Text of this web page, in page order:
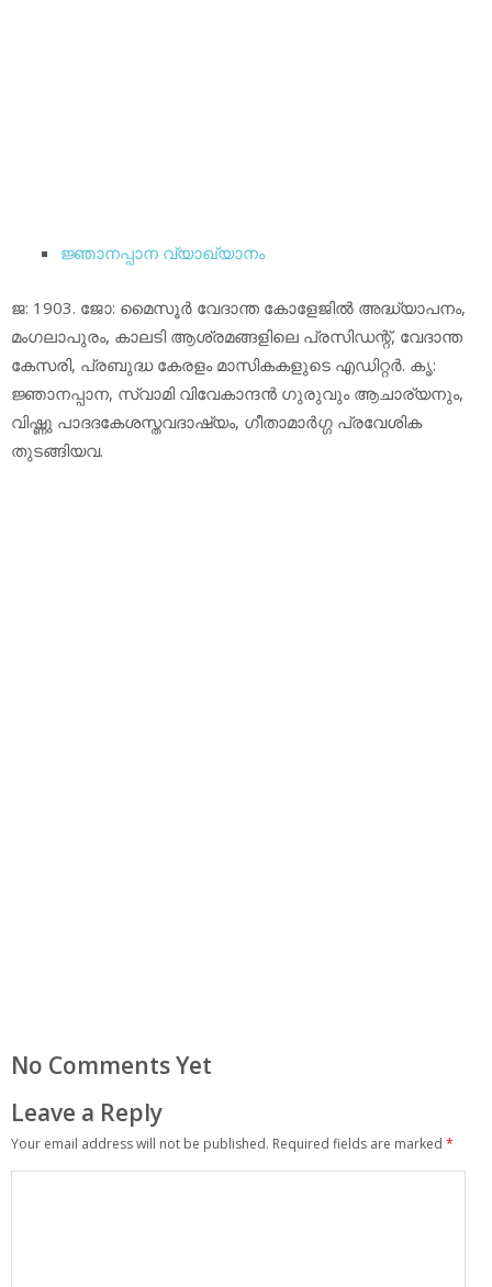
ജ്ഞാനപ്പാന വ്യാഖ്യാനം
ജ: 1903. ജോ: മൈസൂര്‍ വേദാന്ത കോളേജില്‍ അദ്ധ്യാപനം,
മംഗലാപുരം, കാലടി ആശ്രമങ്ങളിലെ പ്രസിഡന്റ്, വേദാന്ത
കേസരി, പ്രബുദ്ധ കേരളം മാസികകളുടെ എഡിറ്റര്‍. കൃ:
ജ്ഞാനപ്പാന, സ്വാമി വിവേകാന്ദന്‍ ഗുരുവും ആചാര്യനും,
വിഷ്ണു പാദദകേശസ്തവദാഷ്യം, ഗീതാമാര്‍ഗ്ഗ പ്രവേശിക
തുടങ്ങിയവ.
No Comments Yet
Leave a Reply
Your email address will not be published. Required fields are marked *